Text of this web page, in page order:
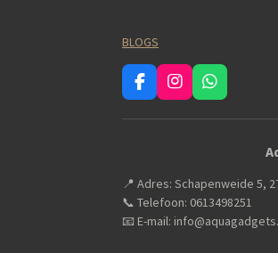
BLOGS
F
a
c
o
k
I
n
s
r
a
m
W
h
a
p
p
📍 Adres: Schapenweide 5,
📞 Telefoon: 0613498251
📧 E-mail: